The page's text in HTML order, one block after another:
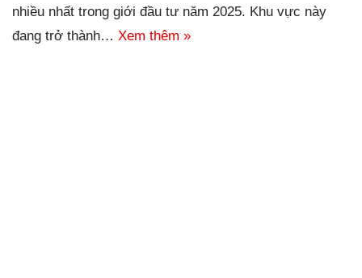
nhiều nhất trong giới đầu tư năm 2025. Khu vực này
đang trở thành… Xem thêm »